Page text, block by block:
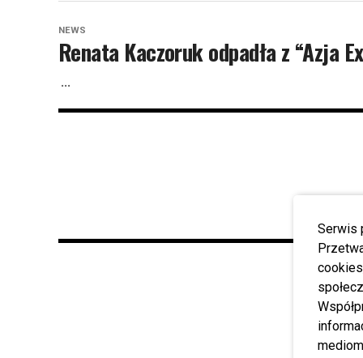
Serwis
NEWS
Renata Kaczoruk odpadła z “Azja
...